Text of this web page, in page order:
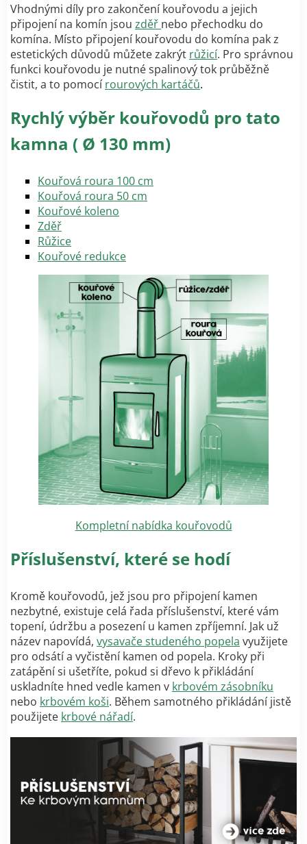
Vhodnými díly pro zakončení kouřovodu a jejich
připojení na komín jsou zděř nebo přechodku do
komína. Místo připojení kouřovodu do komína pak z
estetických důvodů můžete zakrýt růžicí. Pro správnou
funkci kouřovodu je nutné spalinový tok průběžně
čistit, a to pomocí rourových kartáčů.
Rychlý výběr kouřovodů pro tato
kamna ( Ø 130 mm)
Kouřová roura 100 cm
Kouřová roura 50 cm
Kouřové koleno
Zděř
Růžice
Kouřové redukce
Kompletní nabídka kouřovodů
Příslušenství, které se hodí
Kromě kouřovodů, jež jsou pro připojení kamen
nezbytné, existuje celá řada příslušenství, které vám
topení, údržbu a posezení u kamen zpříjemní. Jak už
název napovídá, vysavače studeného popela využijete
pro odsátí a vyčistění kamen od popela. Kroky při
zatápění si ušetříte, pokud si dřevo k přikládání
uskladníte hned vedle kamen v krbovém zásobníku
nebo krbovém koši. Během samotného přikládání jistě
použijete krbové nářadí.